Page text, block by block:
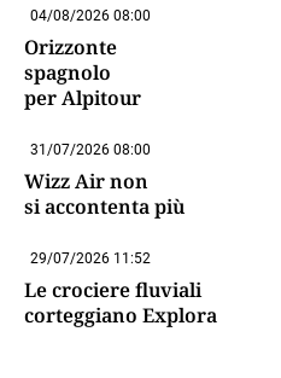
04/08/2026 08:00
Orizzonte
spagnolo
per Alpitour
31/07/2026 08:00
Wizz Air non
si accontenta più
29/07/2026 11:52
Le crociere fluviali
corteggiano Explora